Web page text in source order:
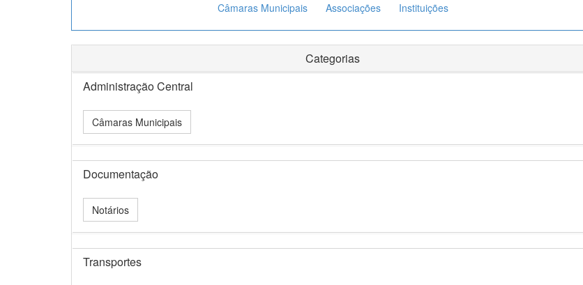
Câmaras Municipais Associações Instituições
Categorias
Administração Central
Câmaras Municipais
Documentação
Notários
Transportes